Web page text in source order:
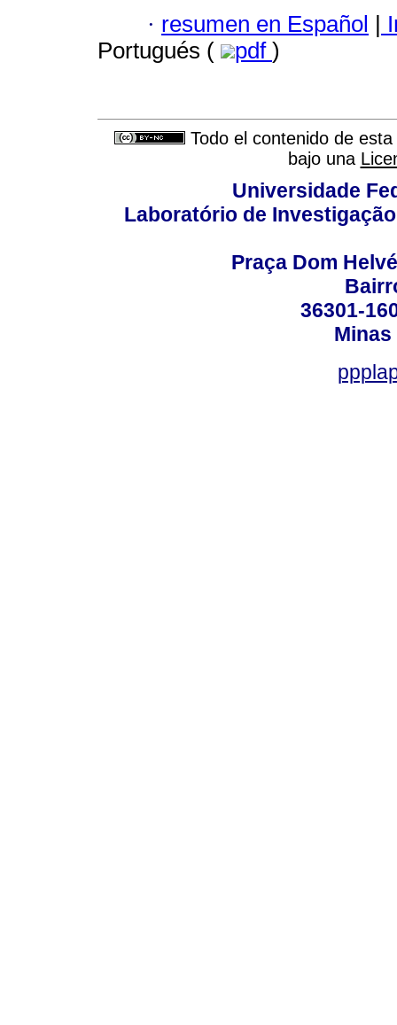
· resumen en Español |
Portugués (
pdf )
Todo el contenido de
bajo una
Universidade
Laboratório de
Praça Dom
36301-